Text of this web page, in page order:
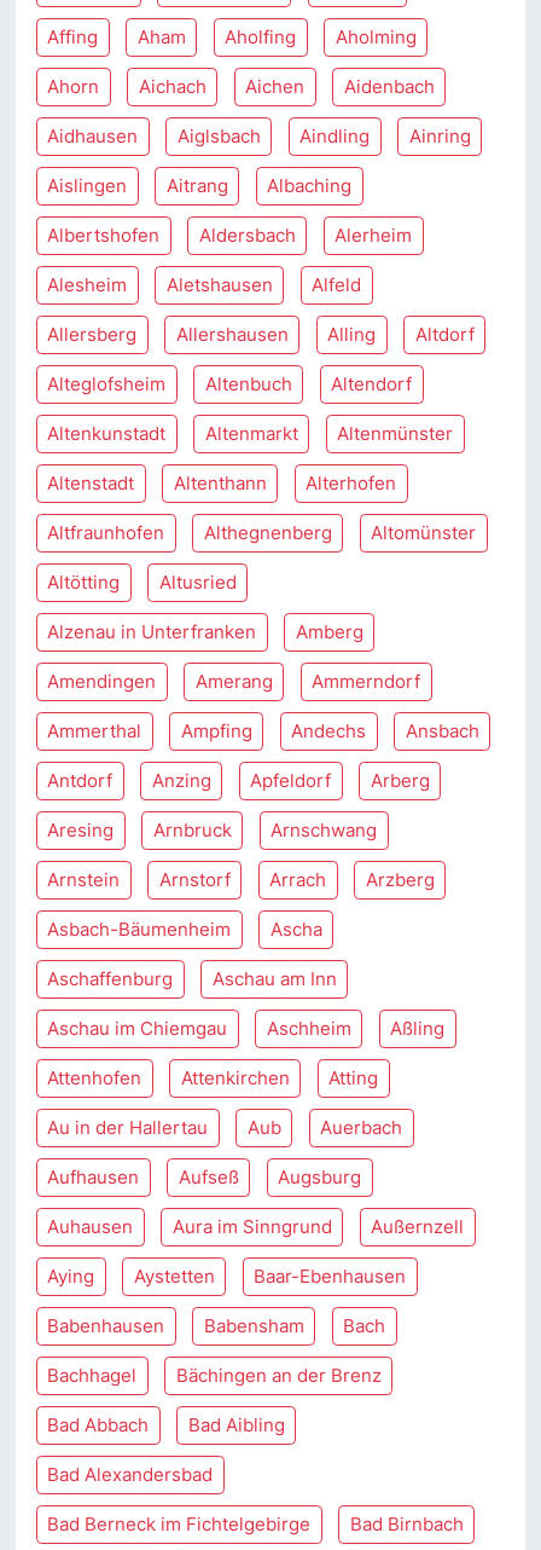
Affing Aham Aholfing Aholming
Ahorn Aichach Aichen Aidenbach
Aidhausen Aiglsbach Aindling Ainring
Aislingen Aitrang Albaching
Albertshofen Aldersbach Alerheim
Alesheim Aletshausen Alfeld
Allersberg Allershausen Alling Altdorf
Alteglofsheim Altenbuch Altendorf
Altenkunstadt Altenmarkt Altenmünster
Altenstadt Altenthann Alterhofen
Altfraunhofen Althegnenberg Altomünster
Altötting Altusried
Alzenau in Unterfranken Amberg
Amendingen Amerang Ammerndorf
Ammerthal Ampfing Andechs Ansbach
Antdorf Anzing Apfeldorf Arberg
Aresing Arnbruck Arnschwang
Arnstein Arnstorf Arrach Arzberg
Asbach-Bäumenheim Ascha
Aschaffenburg Aschau am Inn
Aschau im Chiemgau Aschheim Aßling
Attenhofen Attenkirchen Atting
Au in der Hallertau Aub Auerbach
Aufhausen Aufseß Augsburg
Auhausen Aura im Sinngrund Außernzell
Aying Aystetten Baar-Ebenhausen
Babenhausen Babensham Bach
Bachhagel Bächingen an der Brenz
Bad Abbach Bad Aibling
Bad Alexandersbad
Bad Berneck im Fichtelgebirge Bad Birnbach